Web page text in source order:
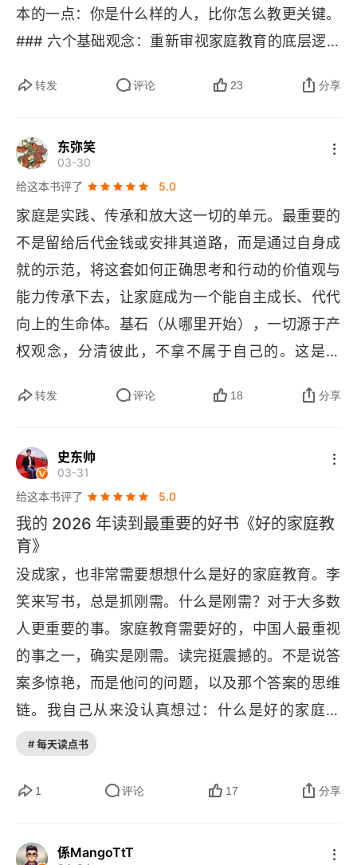
断依据。你细品。一个从小就知道 “爸妈的东西不
是我的” 的孩子，和从小就觉得 “家里一切都是我
淘汰。这本书最狠的其实是这个：根本就不是在教
你怎么教孩子书的开头就说得很清楚：这套课程核
心上来讲是写给我自己的。为什么？因为 “真正应
该受教育的其实是家长，首先是家长，然后才是孩
子”。家长指手画脚永远不如以身作则。好的家庭教
育，成本极低，却让孩子受益终生。李笑来把好的
家庭教育比作一套操作系统，一共 10 个关键词：6
个基础观念（尊重产权、崇尚生产、直面困境、决
观、简单、专注），最终导向一个动作 —— 发
个判断依据，任何时候都可以成为重要选择的依
据。3 个状态就是时刻检查这些观念是否在运行。
发展就是反复迭代。听着像编程？对。李笑来说他
是 “人生黑客”，把自己的人生当电脑研究，黑进
但复杂的结果往往不是复杂设计出来的，而是简单
母一厢情愿地设计子女的人生，除了没用之外，很
本的一点：你是什么样的人，比你怎么教更关键。
### 六个基础观念：重新审视家庭教育的底层逻辑
固有认知。** 尊重产权 **，不只是教孩子 "不是我
家庭中，我们是否清晰界定了 "什么是我的，什么
恒存在。拒绝生活在童话里，理解无解困境是拥有
受了 "物资稀缺、竞争永恒" 的现实？还是总想着替
孩子铺平所有路？** 决策担当 **，决策由权衡
选择→执行→担当四个环节构成。出现问题先解决
问题，再追责是为了吸取教训。在家庭决策中，比
如二胎教育、家庭资源分配，我们是否做到了完整
的闭环？还是经常陷入追责而非解决问题？** 痴迷
改进 **，一辈子要做的事只有一件：改进。最初错
了是正常的，关键是持续改正变得更好。20 岁前
后要找到愿意做一辈子的事。我在筹备家庭教育讲
座，这个方向已经深入实践并准备分享，这很好。
但还有其他领域我也愿意持续改进一辈子吗？** 健
康第一 **，体力会限制脑力。体能决定了能倾注多
我 —— 经常深夜听课、凌晨写笔记，作息规律性
是否足够重视？---### 三个状态：比观念更需要
转发 评论 23 分享
东弥笑
03-30
给这本书评了
5.0
家庭是实践、传承和放大这一切的单元。最重要的
不是留给后代金钱或安排其道路，而是通过自身成
就的示范，将这套如何正确思考和行动的价值观与
能力传承下去，让家庭成为一个能自主成长、代代
向上的生命体。基石（从哪里开始），一切源于产
权观念，分清彼此，不拿不属于自己的。这是诚
足），崇尚生产与创造价值。无论是制造、贸易还
一切追求的支撑。关键能力（如何做对事），判断
升决策质量，并为自己的每个决策承担后果，这是
摆脱困境、获得进步的关键。根本心态（如何持续
变好），痴迷改进并专注于长期积累。不依赖天赋
或运气，相信一切重要的东西（财富、技能、信
誉）都靠持续迭代和积累而来。1. 体面是所有关系
的基础，而它的起点是不是我的我不要。分清楚，
有分寸，别人的东西再好也别眼红，自己的东西要
守好。做事有分寸，人才有信誉。就像身体的边界
感。别人不能随意拍打自己的身体，自己也不能随
意闯入别人的私人空间。尊重产权，就是尊重彼此
生活和心理的边界。2. 崇尚生产，因为创造财富靠
己赚，最靠谱，光靠想不会有钱，得动手去创造、
转发 评论 18 分享
史东帅
03-31
给这本书评了
5.0
我的 2026 年读到最重要的好书《好的家庭教
育》
没成家，也非常需要想想什么是好的家庭教育。李
笑来写书，总是抓刚需。什么是刚需？对于大多数
人更重要的事。家庭教育需要好的，中国人最重视
的事之一，确实是刚需。读完挺震撼的。不是说答
案多惊艳，而是他问的问题，以及那个答案的思维
链。我自己从来没认真想过：什么是好的家庭教
育？这个问题，值得一辈子琢磨。不管你有没有孩
想？很多人觉得，没孩子想什么家庭教育？但我觉
少愿意不停地想，你才会有底气生孩子。你会觉得
# 每天读点书
1 评论 17 分享
係MangoTtT